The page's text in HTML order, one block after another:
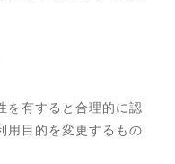
を有すると合理的に認
用目的を変更するもの